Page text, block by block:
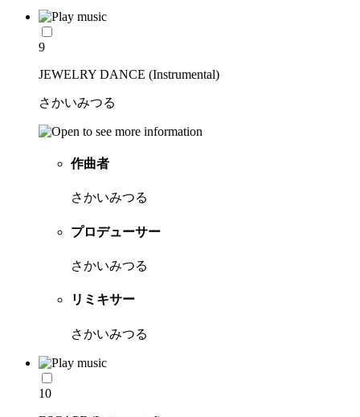
9
JEWELRY DANCE (Instrumental)
さかいみつる
作曲者
さかいみつる
プロデューサー
さかいみつる
リミキサー
さかいみつる
10